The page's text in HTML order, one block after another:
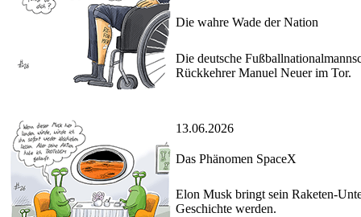
Die wahre Wade der Nation
Die deutsche
Rückkehrer Manuel Neuer im Tor.
13.06.2026
Das Phänomen SpaceX
Elon Musk bringt sein Raketen-
Geschichte werden.